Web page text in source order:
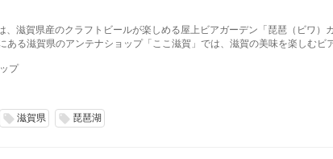
滋賀県産のクラフトビールが楽しめる屋上ビアガーデン「琵琶（ビワ）
プ
local_offer 滋賀県 local_offer 琵琶湖